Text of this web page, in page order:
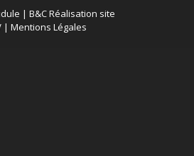
| B&C Réalisation site
| Mentions Légales